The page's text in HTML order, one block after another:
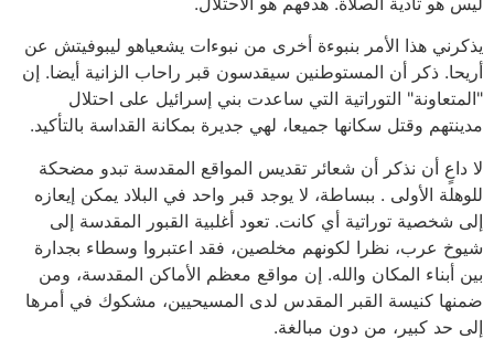
يذكرني هذا الأمر بنبوءة أخرى من نبوءات يشعياهو ليبوفيتش عن
أريحا. ذكر أن المستوطنين سيقدسون قبر راحاب الزانية أيضا. إن
"المتعاونة" التوراتية التي ساعدت بني إسرائيل على احتلال
مدينتهم وقتل سكانها جميعا، لهي جديرة بمكانة القداسة بالتأكيد.
لا داعٍ أن نذكر أن شعائر تقديس المواقع المقدسة تبدو مضحكة
للوهلة الأولى . ببساطة، لا يوجد قبر واحد في البلاد يمكن إيعازه
إلى شخصية توراتية أي كانت. تعود أغلبية القبور المقدسة إلى
شيوخ عرب، نظرا لكونهم مخلصين، فقد اعتبروا وسطاء بجدارة
بين أبناء المكان والله. إن مواقع معظم الأماكن المقدسة، ومن
ضمنها كنيسة القبر المقدس لدى المسيحيين، مشكوك في أمرها
إلى حد كبير، من دون مبالغة.